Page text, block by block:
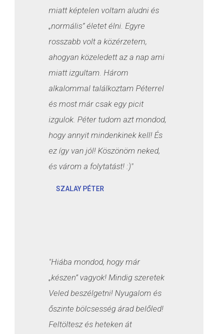
miatt képtelen voltam aludni és
„normális” életet élni. Egyre
rosszabb volt a közérzetem,
ahogyan közeledett az a nap ami
miatt izgultam. Három
alkalommal találkoztam Péterrel
és most már csak egy picit
izgulok. Péter tudom azt mondod,
hogy annyit mindenkinek kell! És
ez így van jól! Köszönöm neked,
és várom a folytatást! :)"
SZALAY PÉTER
"Hiába mondod, hogy már
„készen” vagyok! Mindig szeretek
Veled beszélgetni! Nyugalom és
őszinte bölcsesség árad belőled!
Feltöltesz és heteken át